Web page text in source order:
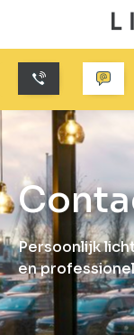
Persoonlijk
en